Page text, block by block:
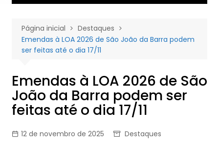
Página inicial
Destaques
Emendas à LOA 2026 de São João da Barra podem
ser feitas até o dia 17/11
Emendas à LOA 2026 de São
João da Barra podem ser
feitas até o dia 17/11
12 de novembro de 2025 Destaques